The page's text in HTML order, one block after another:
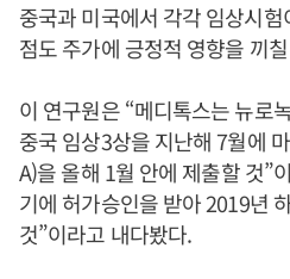
중국과 미국에서 각각 임상시
점도 주가에 긍정적 영향을 끼
이 연구원은 “메디톡스는 뉴로
중국 임상3상을 지난해 7월에
A)을 올해 1월 안에 제출할 것”
기에 허가승인을 받아 2019년
것”이라고 내다봤다.